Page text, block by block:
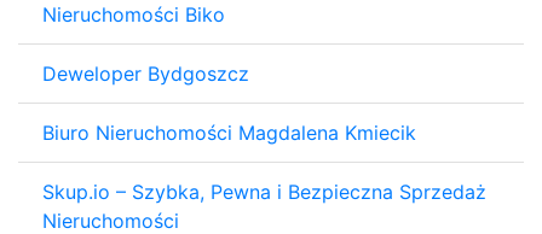
Nieruchomości Biko
Deweloper Bydgoszcz
Biuro Nieruchomości Magdalena Kmiecik
Skup.io – Szybka, Pewna i Bezpieczna Sprzedaż
Nieruchomości